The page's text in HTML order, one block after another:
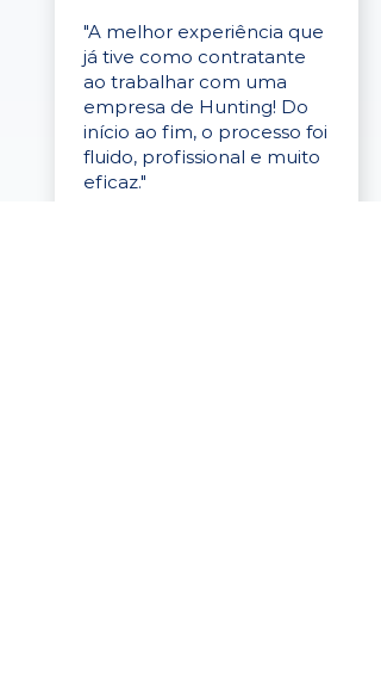
"A melhor experiência que
já tive como contratante
ao trabalhar com uma
empresa de Hunting! Do
início ao fim, o processo foi
fluido, profissional e muito
eficaz."